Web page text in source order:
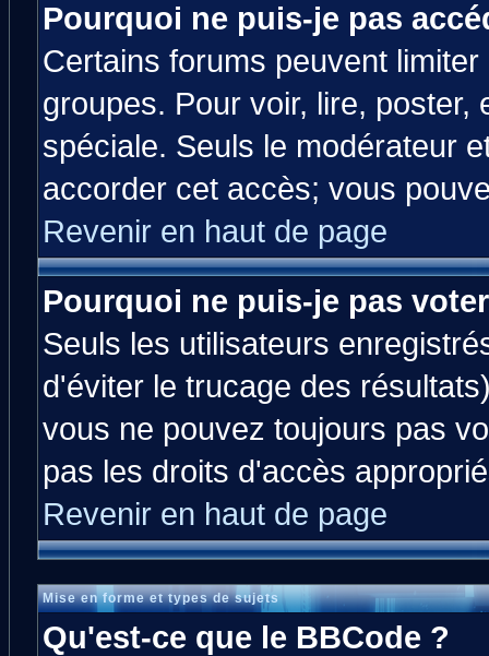
Pourquoi ne puis-je pas
Certains forums peuvent
groupes. Pour voir, lire,
spéciale. Seuls le modérateur
accorder cet accès; vous
Revenir en haut de page
Pourquoi ne puis-je pas
Seuls les utilisateurs
d'éviter le trucage des
vous ne pouvez toujours pas
pas les droits d'accès
Revenir en haut de page
Mise en forme et types de sujets
Qu'est-ce que le BBCode ?